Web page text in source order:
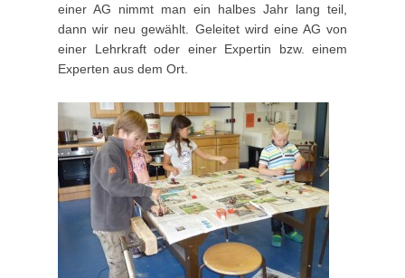
u
l
i
2
5
b
w
einer AG nimmt man ein halbes Jahr lang teil,
dann wir neu gewählt. Geleitet wird eine AG von
einer Lehrkraft oder einer Expertin bzw. einem
Experten aus dem Ort.